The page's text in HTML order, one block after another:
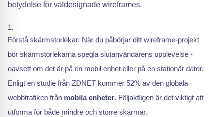
betydelse för väldesignade wireframes.
Förstå skärmstorlekar: När du påbörjar ditt wireframe-projekt
bör skärmstorlekarna spegla slutanvändarens upplevelse -
oavsett om det är på en mobil enhet eller på en stationär dator.
Enligt en studie från ZDNET kommer 52% av den globala
webbtrafiken från mobila enheter. Följaktligen är det viktigt att
utforma för både mindre och större skärmar.